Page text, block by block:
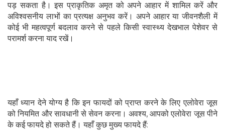
पड़ सकता है। इस प्राकृतिक अमृत को अपने आहार में शामिल करें और
अविश्वसनीय लाभों का प्रत्यक्ष अनुभव करें। अपने आहार या जीवनशैली में
कोई भी महत्वपूर्ण बदलाव करने से पहले किसी स्वास्थ्य देखभाल पेशेवर से
परामर्श करना याद रखें।
यहाँ ध्यान देने योग्य है कि इन फायदों को प्राप्त करने के लिए एलोवेरा जूस
को नियमित और सावधानी से सेवन करना। अवश्य, आपको एलोवेरा जूस पीने
के कई फायदे हो सकते हैं। यहाँ कुछ मुख्य फायदे हैं: